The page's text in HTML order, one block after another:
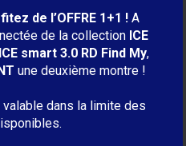
de l’OFFRE 1+1 ! A
de la collection ICE
ICE smart 3.0 RD Find My,
une deuxième montre !
dans la limite des